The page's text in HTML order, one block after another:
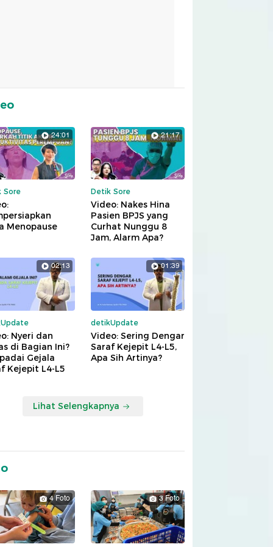
24:01
Sore
Menopause
21:17
Detik Sore
Video: Nakes Hina
Pasien BPJS yang
Curhat Nunggu 8
Jam, Alarm Apa?
02:13
Nyeri dan
di Bagian Ini?
Gejala
Kejepit L4-L5
01:39
detikUpdate
Video: Sering Dengar
Saraf Kejepit L4-L5,
Apa Sih Artinya?
Lihat Selengkapnya
4 Foto 3 Foto